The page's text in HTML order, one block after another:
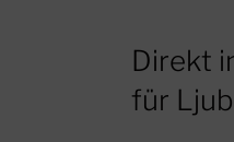
Direkt
für